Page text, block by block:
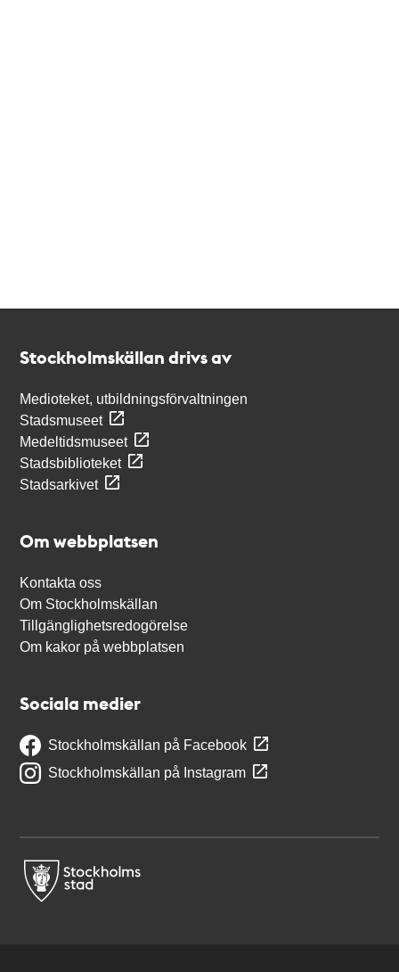
Stockholmskällan drivs av
Medioteket, utbildningsförvaltningen
Stadsmuseet
Medeltidsmuseet
Stadsbiblioteket
Stadsarkivet
Om webbplatsen
Kontakta oss
Om Stockholmskällan
Tillgänglighetsredogörelse
Om kakor på webbplatsen
Sociala medier
Stockholmskällan på Facebook
Stockholmskällan på Instagram